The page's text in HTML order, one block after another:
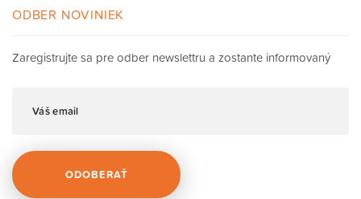
ODBER NOVINIEK
Zaregistrujte sa pre odber newslettru a zostante informovaný